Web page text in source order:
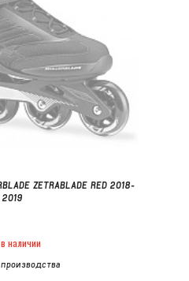
ZETRABLADE RED 2018-
2019
наличии